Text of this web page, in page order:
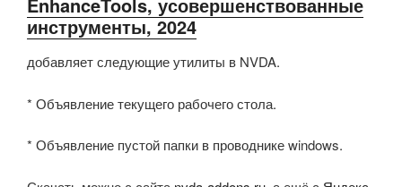
инструменты, 2024
добавляет следующие утилиты в NVDA.
* Объявление текущего рабочего стола.
* Объявление пустой папки в проводнике windows.